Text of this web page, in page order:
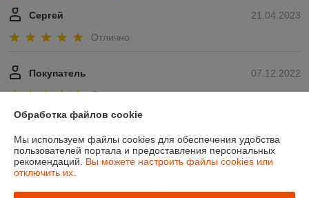
21.04.2023
Сергей
Отлично
07.12.2022
Покупатель
Отлично
Показать все отзывы
О нас
Обработка файлов cookie
Мы используем файлы cookies для обеспечения удобства
пользователей портала и предоставления персональных
рекомендаций. Вы можете настроить файлы cookies или
отключить их.